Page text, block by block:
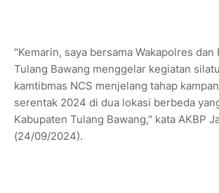
"Kemarin, saya bersama Wakapolres dan
Tulang Bawang menggelar kegiatan
kamtibmas NCS menjelang tahap
serentak 2024 di dua lokasi berbeda
Kabupaten Tulang Bawang," kata AKBP
(24/09/2024).